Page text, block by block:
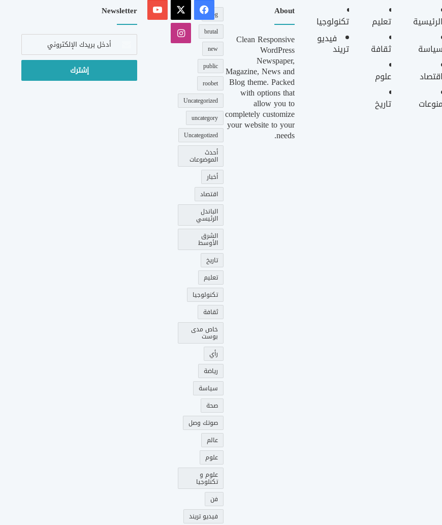
الرئيسية
سياسة
اقتصاد
منوعات
تعليم
ثقافة
علوم
تاريخ
تكنولوجيا
فيديو
تريند
About
Clean Responsive
WordPress
Newspaper,
Magazine, News and
Blog theme. Packed
with options that
allow you to
completely customize
your website to your
needs.
blog
brutal
new
public
roobet
Uncategorized
uncategory
Uncategotized
أحدث
الموضوعات
أخبار
اقتصاد
الباندل
الرئيسي
الشرق
الأوسط
تاريخ
تعليم
تكنولوجيا
ثقافة
خاص مدى
بوست
رأي
رياضة
سياسة
صحة
صوتك وصل
عالم
علوم
علوم و
تكنلوجيا
فن
فيديو تريند
فيسبوك
‫X
‫YouTube
انستقرام
Newsletter
أدخل
الإلكتروني